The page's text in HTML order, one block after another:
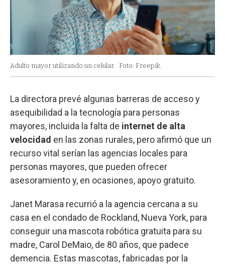
Adulto mayor utilizando un celular. Foto: Freepik.
La directora prevé algunas barreras de acceso y
asequibilidad a la tecnología para personas
mayores, incluida la falta de internet de alta
velocidad en las zonas rurales, pero afirmó que un
recurso vital serían las agencias locales para
personas mayores, que pueden ofrecer
asesoramiento y, en ocasiones, apoyo gratuito.
Janet Marasa recurrió a la agencia cercana a su
casa en el condado de Rockland, Nueva York, para
conseguir una mascota robótica gratuita para su
madre, Carol DeMaio, de 80 años, que padece
demencia. Estas mascotas, fabricadas por la